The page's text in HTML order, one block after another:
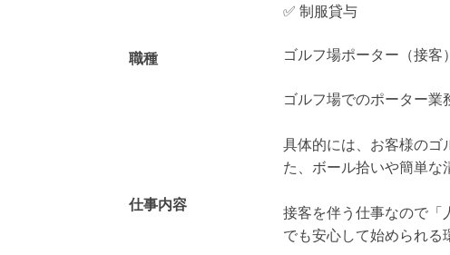
✅ 制服貸与
職種 ゴルフ場ポーター（接客）
仕事内容
ゴルフ場でのポーター業
具体的には、お客様のゴ
た、ボール拾いや簡単な
接客を伴う仕事なので「
でも安心して始められる